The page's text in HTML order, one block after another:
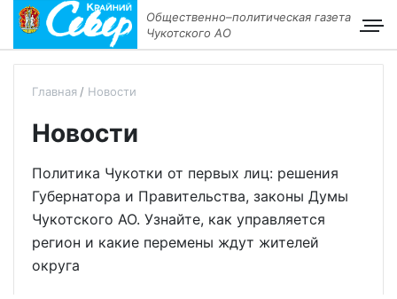
Общественно–политическая газета
Чукотского АО
Главная Новости
Новости
Политика Чукотки от первых лиц: решения
Губернатора и Правительства, законы Думы
Чукотского АО. Узнайте, как управляется
регион и какие перемены ждут жителей
округа